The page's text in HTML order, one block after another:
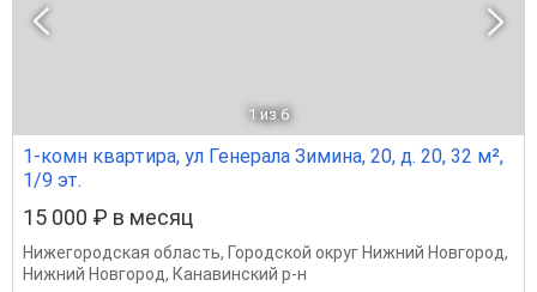
1 из 6
1-комн квартира, ул Генерала Зимина, 20, д. 20, 32 м²,
1/9 эт.
15 000 ₽ в месяц
Нижегородская область, Городской округ Нижний Новгород,
Нижний Новгород, Канавинский р-н